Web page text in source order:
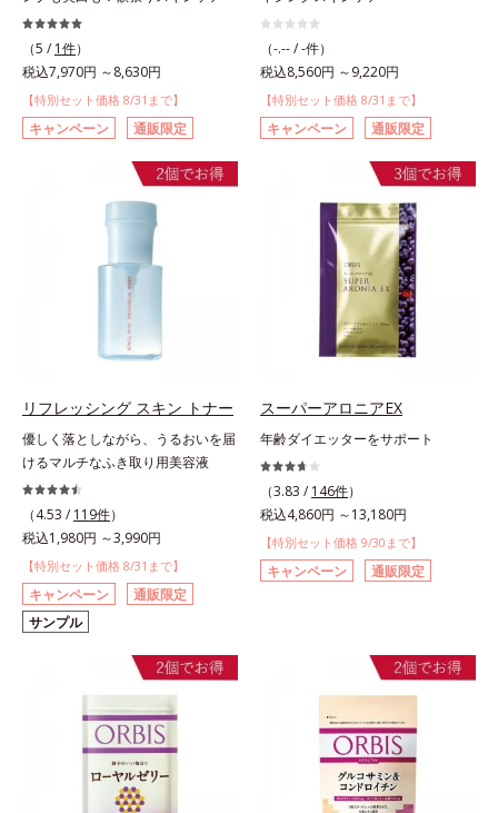
（5 / 1件）
税込7,970円 ～8,630円
【特別セット価格 8/31まで】
キャンペーン 通販限定
（-.-- / -件）
税込8,560円 ～9,220円
【特別セット価格 8/31まで】
キャンペーン 通販限定
リフレッシング スキン トナー
優しく落としながら、うるおいを届
けるマルチなふき取り用美容液
（4.53 / 119件）
税込1,980円 ～3,990円
【特別セット価格 8/31まで】
キャンペーン
通販限定
サンプル
スーパーアロニアEX
年齢ダイエッターをサポート
（3.83 / 146件）
税込4,860円 ～13,180円
【特別セット価格 9/30まで】
キャンペーン 通販限定